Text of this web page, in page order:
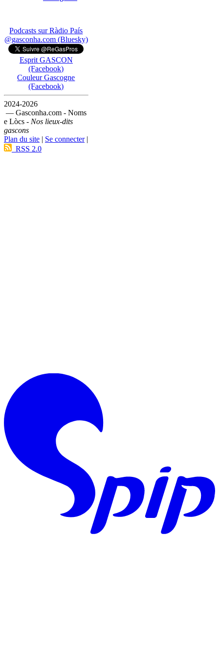
Podcasts sur Ràdio País
@gasconha.com (Bluesky)
Esprit GASCON
(Facebook)
Couleur Gascogne
(Facebook)
2024-2026
— Gasconha.com - Noms
e Lòcs - Nos lieux-dits
gascons
Plan du site | Se connecter|
RSS 2.0